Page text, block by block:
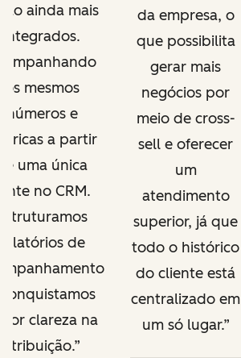
ainda mais
integrados.
os mesmos
números e
a partir
uma única
no CRM.
de
clareza na
atribuição.
da empresa, o
que possibilita
gerar mais
negócios por
meio de cross-
sell e oferecer
um
atendimento
superior, já que
todo o histórico
do cliente está
centralizado em
um só lugar.